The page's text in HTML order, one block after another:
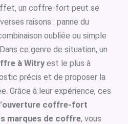
un coffre-fort peut se
raisons : panne du
oubliée ou simple
ce genre de situation, un
à Witry est le plus à
précis et de proposer la
Grâce à leur expérience, ces
ouverture coffre-fort
marques de coffre, vous